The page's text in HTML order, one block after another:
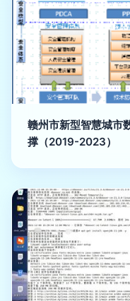
赣州市新型智慧城市
撑（2019-2023）